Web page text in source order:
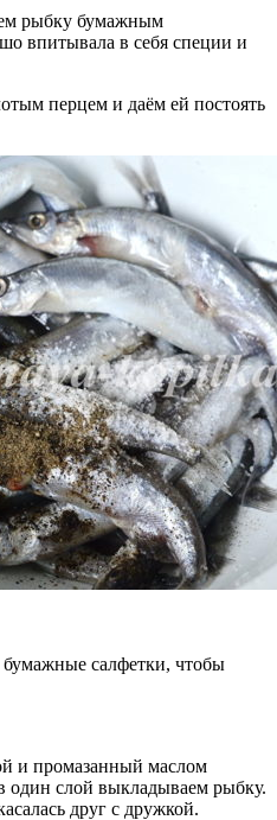
рыбку бумажным
впитывала в себя специи и
перцем и даём ей постоять
салфетки, чтобы
и промазанный маслом
один слой выкладываем рыбку.
друг с дружкой.